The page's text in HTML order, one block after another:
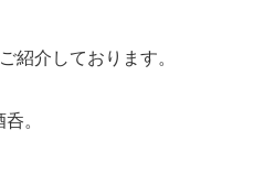
紹介しております。
。